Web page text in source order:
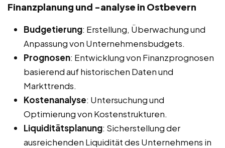
Finanzplanung und -analyse in Ostbevern
Budgetierung: Erstellung, Überwachung und
Anpassung von Unternehmensbudgets.
Prognosen: Entwicklung von Finanzprognosen
basierend auf historischen Daten und
Markttrends.
Kostenanalyse: Untersuchung und
Optimierung von Kostenstrukturen.
Liquiditätsplanung: Sicherstellung der
ausreichenden Liquidität des Unternehmens in